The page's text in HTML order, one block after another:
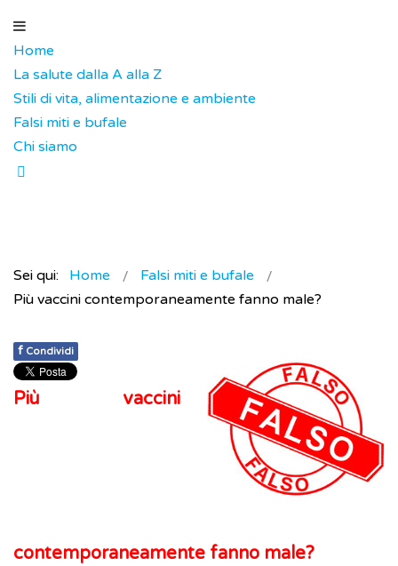
Home
La salute dalla A alla Z
Stili di vita, alimentazione e ambiente
Falsi miti e bufale
Chi siamo
Sei qui: Home
Falsi miti e bufale
Più vaccini contemporaneamente fanno male?
f Condividi
Più vaccini
contemporaneamente fanno male?